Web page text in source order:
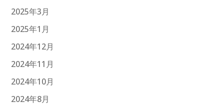
2025年3月
2025年1月
2024年12月
2024年11月
2024年10月
2024年8月